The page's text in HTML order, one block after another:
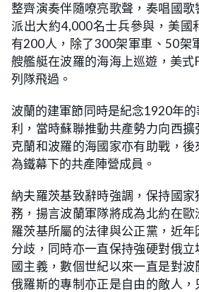
整齊演奏伴隨嘹亮歌聲，奏唱國
派出大約4,000名士兵參與，美國
有200人，除了300架軍車、50架
艘艦艇在波羅的海海上巡遊，美式
列隊飛過。
波蘭的建軍節同時是紀念1920年
利，當時蘇聯推動共產勢力向西
克蘭和波羅的海國家亦有助戰，
為鐵幕下的共產陣營成員。
納夫羅茨基致辭時強調，保持國
務，揚言波蘭軍隊將成為北約在
羅茨基所屬的法律與公正黨，近
分歧，同時亦一直保持強硬對俄
國主義，數個世紀以來一直是對波
俄羅斯的專制亦正是自由的敵人